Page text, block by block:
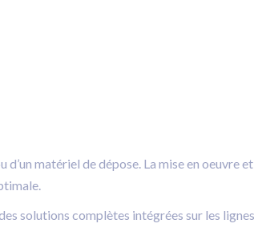
matériel de dépose. La mise en oeuvre
solutions complètes intégrées sur les